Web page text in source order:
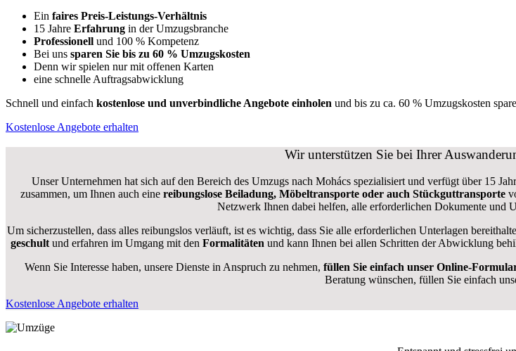
Ein faires Preis-Leistungs-Verhältnis
15 Jahre Erfahrung in der Umzugsbranche
Professionell und 100 % Kompetenz
Bei uns sparen Sie bis zu 60 % Umzugskosten
Denn wir spielen nur mit offenen Karten
eine schnelle Auftragsabwicklung
Schnell und einfach kostenlose und unverbindliche Angebote einholen und bis zu ca. 60 % Umzugskosten
Kostenlose Angebote erhalten
Wir unterstützen Sie bei Ihrer
Unser Unternehmen hat sich auf den Bereich des Umzugs nach Mohács spezialisiert und verfügt über 15
zusammen, um Ihnen auch eine reibungslose Beiladung, Möbeltransporte oder auch Stückguttransporte
Netzwerk Ihnen dabei helfen, alle erforderlichen Dokumente und
Um sicherzustellen, dass alles reibungslos verläuft, ist es wichtig, dass Sie alle erforderlichen Unterlagen
geschult und erfahren im Umgang mit den Formalitäten und kann Ihnen bei allen Schritten der Abwicklung
Wenn Sie Interesse haben, unsere Dienste in Anspruch zu nehmen, füllen Sie einfach unser Online-
Beratung wünschen, füllen Sie einfach
Kostenlose Angebote erhalten